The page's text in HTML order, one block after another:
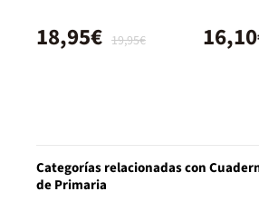
19,95€
18,95€
Categorías relacionadas con
de Primaria